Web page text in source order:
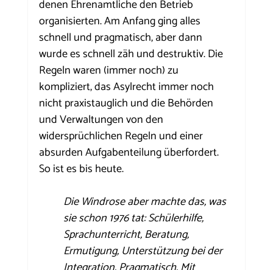
denen Ehrenamtliche den Betrieb
organisierten. Am Anfang ging alles
schnell und pragmatisch, aber dann
wurde es schnell zäh und destruktiv. Die
Regeln waren (immer noch) zu
kompliziert, das Asylrecht immer noch
nicht praxistauglich und die Behörden
und Verwaltungen von den
widersprüchlichen Regeln und einer
absurden Aufgabenteilung überfordert.
So ist es bis heute.
Die Windrose aber machte das, was
sie schon 1976 tat: Schülerhilfe,
Sprachunterricht, Beratung,
Ermutigung, Unterstützung bei der